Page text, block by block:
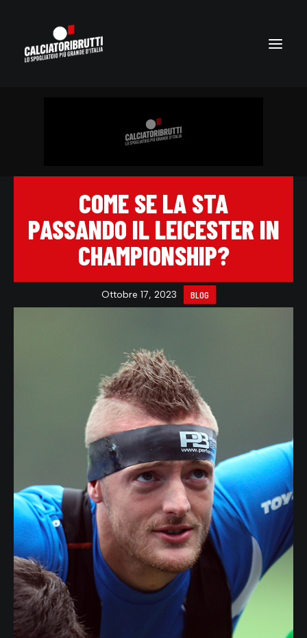
COME SE LA STA
PASSANDO IL LEICESTER IN
CHAMPIONSHIP?
Ottobre 17, 2023 BLOG